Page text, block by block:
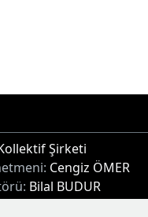
Şirketi
Cengiz ÖMER
Bilal BUDUR